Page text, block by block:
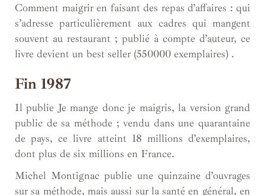
Comment maigrir en faisant des repas d’affaires : qui
s’adresse particulièrement aux cadres qui mangent
souvent au restaurant ; publié à compte d’auteur, ce
livre devient un best seller (550000 exemplaires) .
Fin 1987
Il publie Je mange donc je maigris, la version grand
public de sa méthode ; vendu dans une quarantaine
de pays, ce livre atteint 18 millions d’exemplaires,
dont plus de six millions en France.
Michel Montignac publie une quinzaine d’ouvrages
sur sa méthode, mais aussi sur la santé en général, en